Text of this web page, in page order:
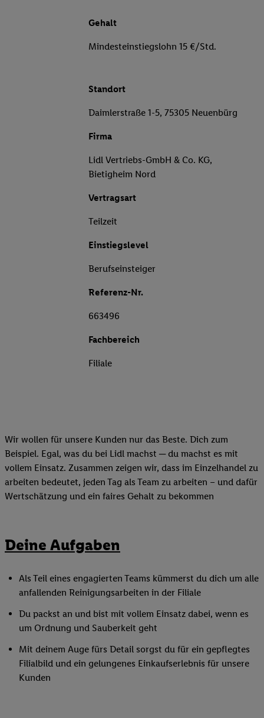
Gehalt
Mindesteinstiegslohn 15 €/Std.
Standort
Daimlerstraße 1-5, 75305 Neuenbürg
Firma
Lidl Vertriebs-GmbH & Co. KG,
Bietigheim Nord
Vertragsart
Teilzeit
Einstiegslevel
Berufseinsteiger
Referenz-Nr.
663496
Fachbereich
Filiale
Wir wollen für unsere Kunden nur das Beste. Dich zum
Beispiel. Egal, was du bei Lidl machst ─ du machst es mit
vollem Einsatz. Zusammen zeigen wir, dass im Einzelhandel zu
arbeiten bedeutet, jeden Tag als Team zu arbeiten – und dafür
Wertschätzung und ein faires Gehalt zu bekommen
Deine Aufgaben
Als Teil eines engagierten Teams kümmerst du dich um alle
anfallenden Reinigungsarbeiten in der Filiale
Du packst an und bist mit vollem Einsatz dabei, wenn es
um Ordnung und Sauberkeit geht
Mit deinem Auge fürs Detail sorgst du für ein gepflegtes
Filialbild und ein gelungenes Einkaufserlebnis für unsere
Kunden